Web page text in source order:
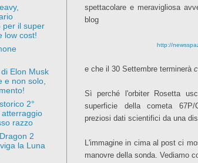
spettacolare e meravigliosa
blog
http://
e che il 30 Settembre terminerà
Sì perché l'orbiter Rosetta
superficie della cometa 67P/
preziosi dati scientifici da una
L'immagine in cima al post ci
manovre della sonda. Vediamo
per il super
low cost!
Elon Musk
e non solo,
2°
razzo
2
la Luna